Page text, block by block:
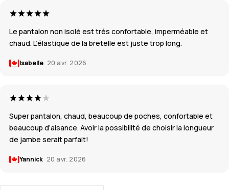
Le pantalon non isolé est très confortable, imperméable et
chaud. L’élastique de la bretelle est juste trop long.
Isabelle 20 avr. 2026
Super pantalon, chaud, beaucoup de poches, confortable et
beaucoup d’aisance. Avoir la possibilité de choisir la longueur
de jambe serait parfait!
Yannick 20 avr. 2026